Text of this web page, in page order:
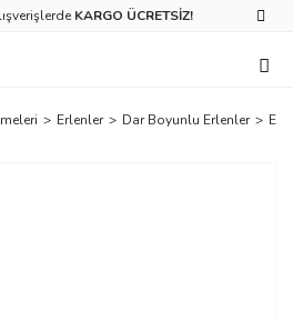
KARGO ÜCRETSİZ!
Erlenler Dar Boyunlu Erlenler